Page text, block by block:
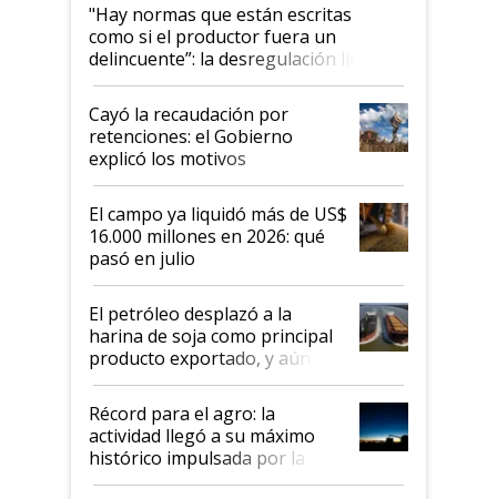
"Hay normas que están escritas
como si el productor fuera un
delincuente”: la desregulación llegó
al Congreso Aapresid y hasta se
habló del financiamiento al IPCVA
Cayó la recaudación por
retenciones: el Gobierno
explicó los motivos
El campo ya liquidó más de US$
16.000 millones en 2026: qué
pasó en julio
El petróleo desplazó a la
harina de soja como principal
producto exportado, y aún así
el agro aportó casi seis de cada
diez dólares y sostuvo el
liderazgo en un semestre
récord
Récord para el agro: la
actividad llegó a su máximo
histórico impulsada por la
cosecha y las exportaciones